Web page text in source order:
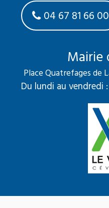
04 67 81 66 00
Mairie
Place Quatrefages de
Du lundi au vendredi